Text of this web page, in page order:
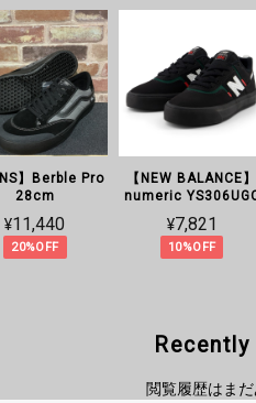
VANS】Berble Pro
28cm
¥11,440
20%OFF
【NEW
numeric
¥7,821
10%OFF
閲覧履歴はまだ